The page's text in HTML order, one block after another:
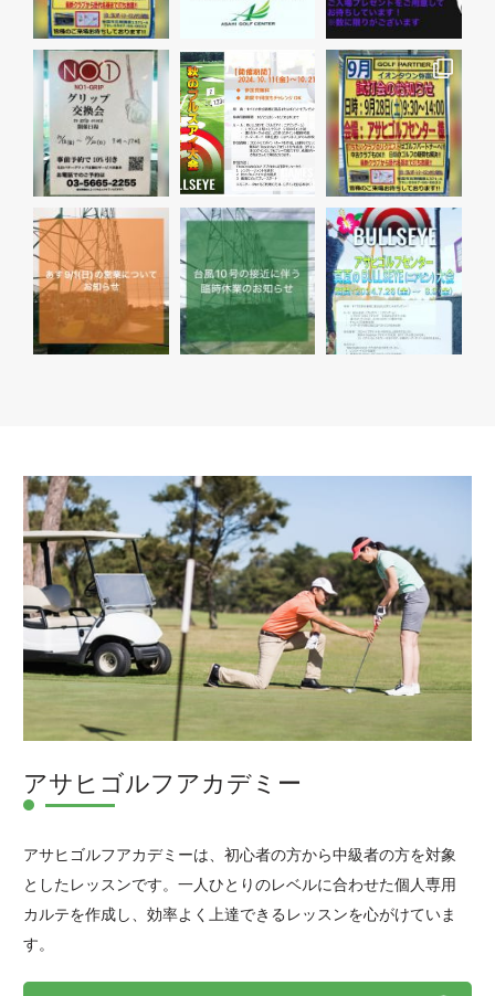
アサヒゴルフアカデミー
アサヒゴルフアカデミーは、初心者の方から中級者の方を対象
としたレッスンです。一人ひとりのレベルに合わせた個人専用
カルテを作成し、効率よく上達できるレッスンを心がけていま
す。